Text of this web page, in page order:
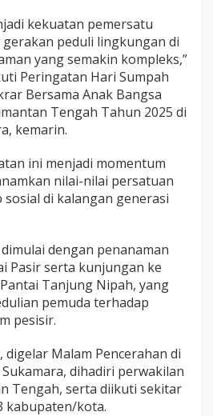
kekuatan pemersatu
peduli lingkungan di
yang semakin kompleks,”
Peringatan Hari Sumpah
Bersama Anak Bangsa
Tengah Tahun 2025 di
kemarin.
ini menjadi momentum
nilai-nilai persatuan
di kalangan generasi
dengan penanaman
Pasir serta kunjungan ke
Tanjung Nipah, yang
pemuda terhadap
pesisir.
digelar Malam Pencerahan di
dihadiri perwakilan
Tengah, serta diikuti sekitar
kabupaten/kota.